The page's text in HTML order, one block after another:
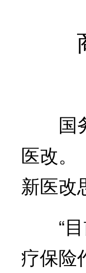
国务
医改。
新医改
“目
疗保险